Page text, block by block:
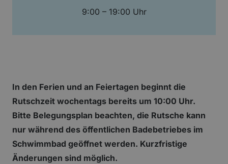
9:00 – 19:00 Uhr
In den Ferien und an Feiertagen beginnt die
Rutschzeit wochentags bereits um 10:00 Uhr.
Bitte Belegungsplan beachten, die Rutsche kann
nur während des öffentlichen Badebetriebes im
Schwimmbad geöffnet werden. Kurzfristige
Änderungen sind möglich.